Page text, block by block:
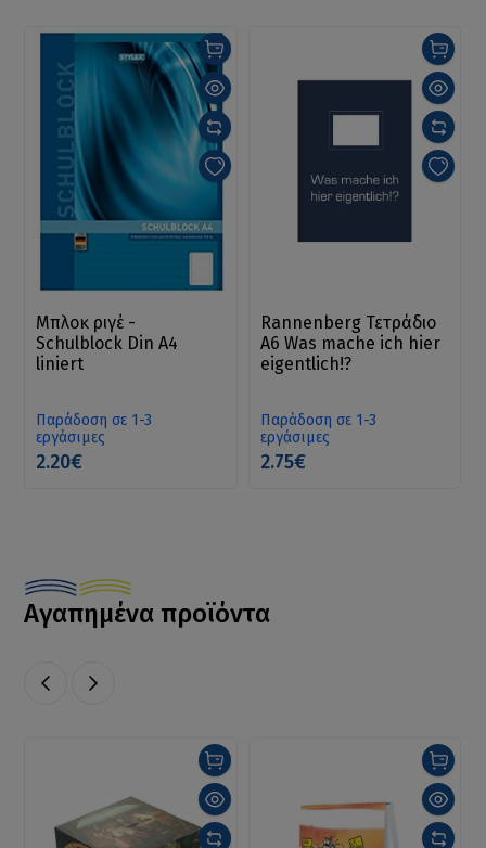
Μπλοκ ριγέ -
Schulblock Din A4
liniert
Παράδοση σε 1-3
εργάσιμες
2.20€
Rannenberg Τετράδιο
Α6 Was mache ich hier
eigentlich!?
Παράδοση σε 1-3
εργάσιμες
2.75€
Αγαπημένα προϊόντα